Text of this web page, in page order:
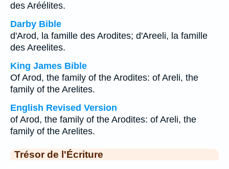
des Aréélites.
Darby Bible
d'Arod, la famille des Arodites; d'Areeli, la famille
des Areelites.
King James Bible
Of Arod, the family of the Arodites: of Areli, the
family of the Arelites.
English Revised Version
of Arod, the family of the Arodites: of Areli, the
family of the Arelites.
Trésor de l'Écriture